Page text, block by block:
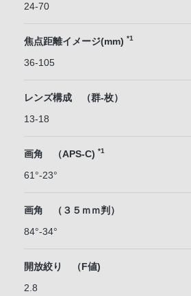
24-70
焦点距離イメージ(mm) *1
36-105
レンズ構成 （群-枚）
13-18
画角 （APS-C) *1
61°-23°
画角 （３５ｍｍ判）
84°-34°
開放絞り （F値)
2.8